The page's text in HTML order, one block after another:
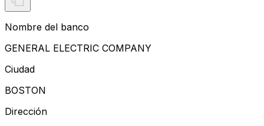
Nombre del banco
GENERAL ELECTRIC COMPANY
Ciudad
BOSTON
Dirección